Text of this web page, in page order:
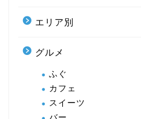
エリア別
グルメ
ふぐ
カフェ
スイーツ